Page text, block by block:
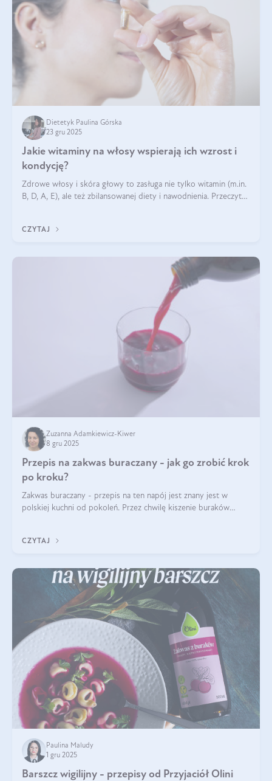
Dietetyk Paulina Górska
23 gru 2025
Jakie witaminy na włosy wspierają ich wzrost i
kondycję?
Zdrowe włosy i skóra głowy to zasługa nie tylko witamin (m.in.
B, D, A, E), ale też zbilansowanej diety i nawodnienia. Przeczytaj
CZYTAJ
Zuzanna Adamkiewicz-Kiwer
8 gru 2025
Przepis na zakwas buraczany - jak go zrobić krok
po kroku?
Zakwas buraczany - przepis na ten napój jest znany jest w
polskiej kuchni od pokoleń. Przez chwilę kiszenie buraków
CZYTAJ
Paulina Maludy
1 gru 2025
Barszcz wigilijny - przepisy od Przyjaciół Olini